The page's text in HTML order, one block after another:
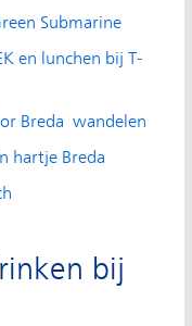
Submarine
en lunchen bij T-
Breda wandelen
hartje Breda
bij